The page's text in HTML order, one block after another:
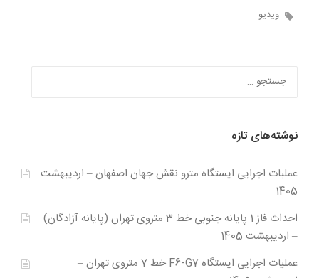
ویدیو
برای:
نوشته‌های تازه
عملیات اجرایی ایستگاه مترو نقش جهان اصفهان – اردیبهشت
1405
احداث فاز 1 پایانه جنوبی خط 3 متروی تهران (پایانه آزادگان)
– اردیبهشت 1405
عملیات اجرایی ایستگاه F6-G7 خط 7 متروی تهران –